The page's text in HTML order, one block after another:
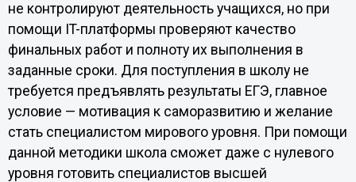
не контролируют деятельность учащихся, но при
помощи IT-платформы проверяют качество
финальных работ и полноту их выполнения в
заданные сроки. Для поступления в школу не
требуется предъявлять результаты ЕГЭ, главное
условие — мотивация к саморазвитию и желание
стать специалистом мирового уровня. При помощи
данной методики школа сможет даже с нулевого
уровня готовить специалистов высшей